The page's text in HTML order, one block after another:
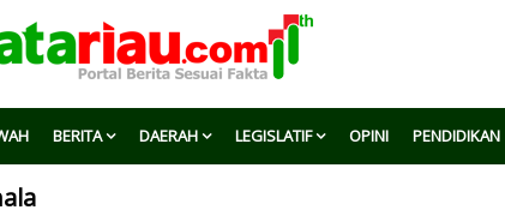
BERITA DAERAH LEGISLATIF OPINI PENDIDIKAN